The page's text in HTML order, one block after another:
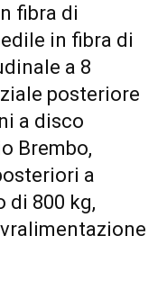
fibra di
in fibra di
a 8
posteriore
a disco
Brembo,
a
di 800 kg,